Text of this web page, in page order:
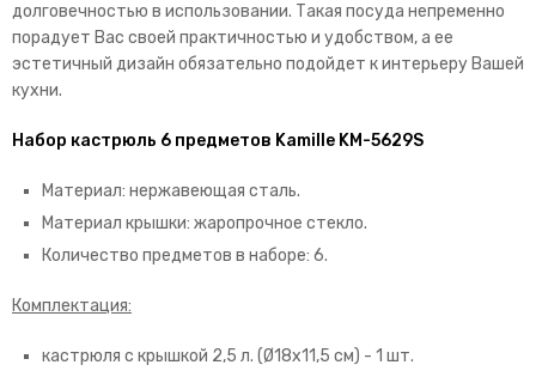
долговечностью в использовании. Такая посуда непременно
порадует Вас своей практичностью и удобством, а ее
эстетичный дизайн обязательно подойдет к интерьеру Вашей
кухни.
Набор кастрюль 6 предметов Kamille KM-5629S
Материал: нержавеющая сталь.
Материал крышки: жаропрочное стекло.
Количество предметов в наборе: 6.
Комплектация:
кастрюля с крышкой 2,5 л. (Ø18х11,5 см) - 1 шт.